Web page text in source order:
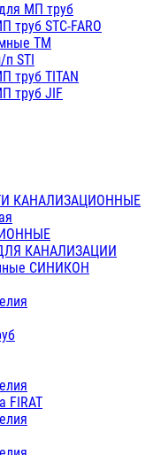
МП труб
труб STC-FARO
ТМ
STI
труб TITAN
труб JIF
КАНАЛИЗАЦИОННЫЕ
КАНАЛИЗАЦИИ
СИНИКОН
FIRAT